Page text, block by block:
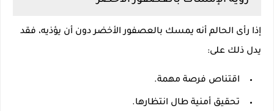
إذا رأى الحالم أنه يمسك بالعصفور الأخضر دون أن يؤذيه، فقد
يدل ذلك على:
اقتناص فرصة مهمة.
تحقيق أمنية طال انتظارها.